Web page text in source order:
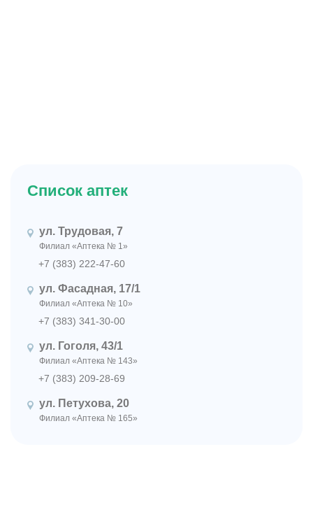
Список аптек
ул. Трудовая, 7
Филиал «Аптека № 1»
+7 (383) 222-47-60
ул. Фасадная, 17/1
Филиал «Аптека № 10»
+7 (383) 341-30-00
ул. Гоголя, 43/1
Филиал «Аптека № 143»
+7 (383) 209-28-69
ул. Петухова, 20
Филиал «Аптека № 165»